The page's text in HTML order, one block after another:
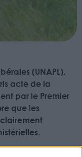
(UNAPL),
acte de la
par le Premier
que les